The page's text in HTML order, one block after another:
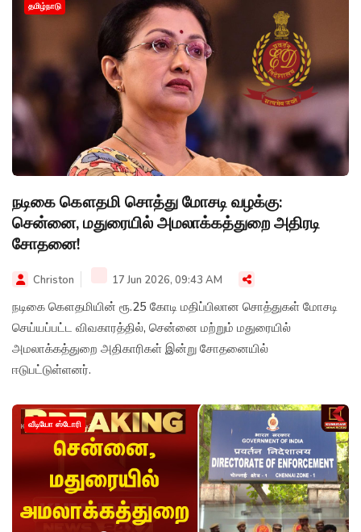
தமிழ்நாடு
நடிகை கௌதமி சொத்து மோசடி வழக்கு:
சென்னை, மதுரையில் அமலாக்கத்துறை அதிரடி
சோதனை!
Christon 17 Jun 2026, 09:43 AM
நடிகை கௌதமியின் ரூ.25 கோடி மதிப்பிலான சொத்துகள் மோசடி
செய்யப்பட்ட விவகாரத்தில், சென்னை மற்றும் மதுரையில்
அமலாக்கத்துறை அதிகாரிகள் இன்று சோதனையில்
ஈடுபட்டுள்ளனர்.
வீடியோ ஸ்டோரி